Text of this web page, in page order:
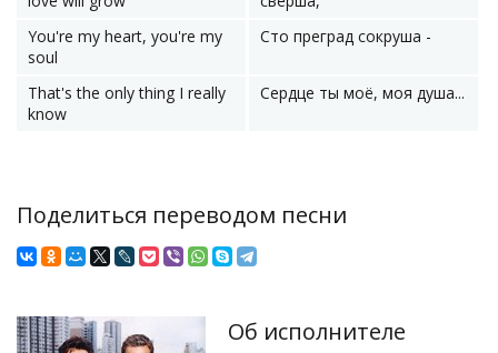
You're my heart, you're my
soul
Сто преград сокруша -
That's the only thing I really
know
Сердце ты моё, моя душа...
Поделиться переводом песни
Об исполнителе